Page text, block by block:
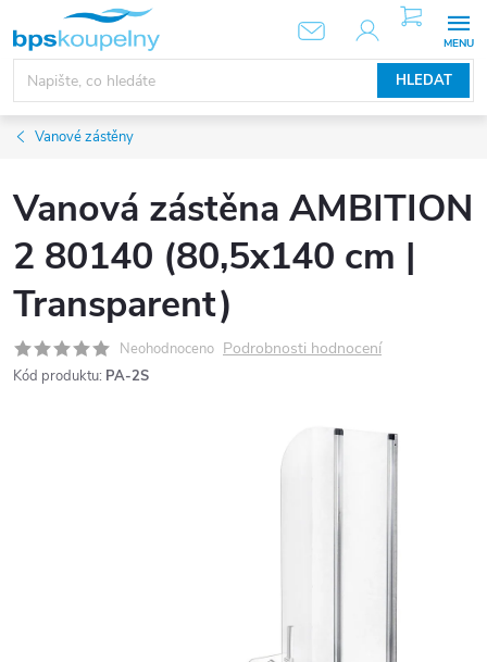
obsah
HLEDAT
NÁKUPNÍ
KOŠÍK
Vanové zástěny
Vanová zástěna AMBITION
2 80140 (80,5x140 cm |
Transparent)
Neohodnoceno Podrobnosti hodnocení
Kód produktu: PA-2S